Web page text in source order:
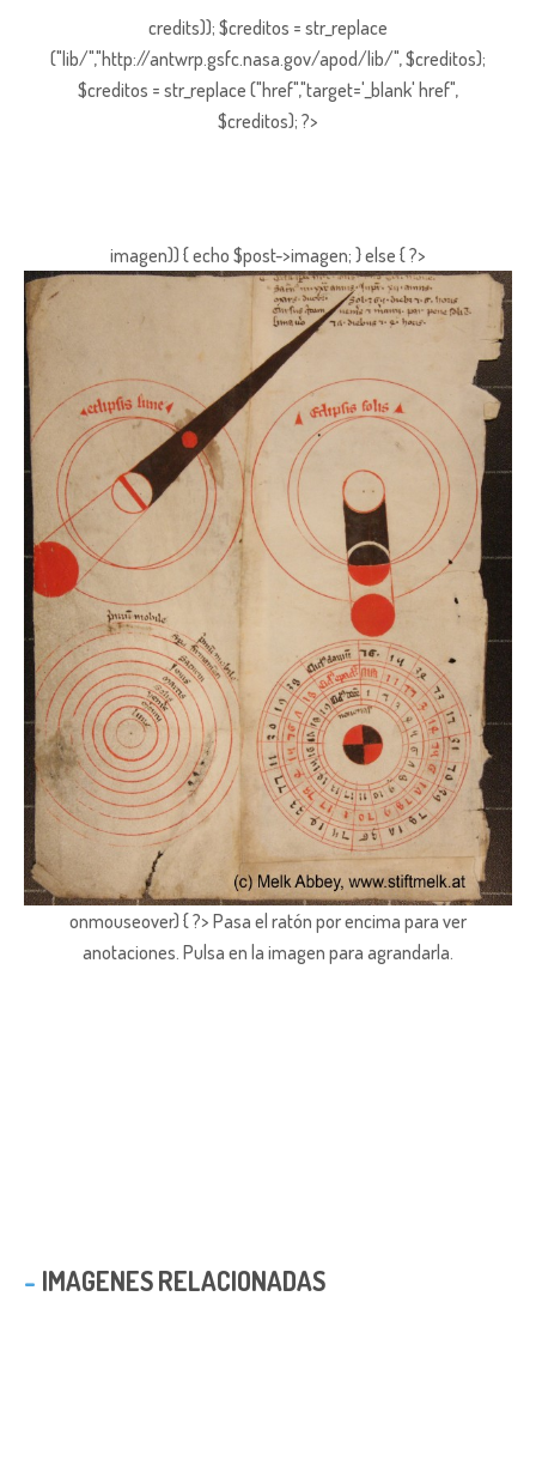
credits)); $creditos = str_replace
("lib/","http://antwrp.gsfc.nasa.gov/apod/lib/", $creditos);
$creditos = str_replace ("href","target='_blank' href",
$creditos); ?>
imagen)) { echo $post->imagen; } else { ?>
onmouseover) { ?> Pasa el ratón por encima para ver
anotaciones. Pulsa en la imagen para agrandarla.
IMAGENES RELACIONADAS